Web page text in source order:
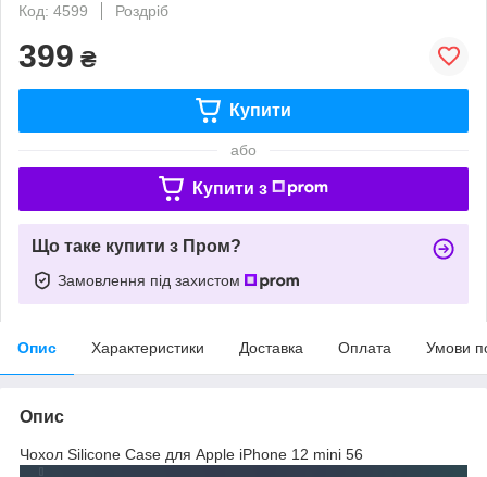
Код: 4599
Роздріб
399 ₴
Купити
або
Купити з
Що таке купити з Пром?
Замовлення під захистом
Опис Характеристики Доставка Оплата Умови
Опис
Чохол Silicone Case для Apple iPhone 12 mini 56